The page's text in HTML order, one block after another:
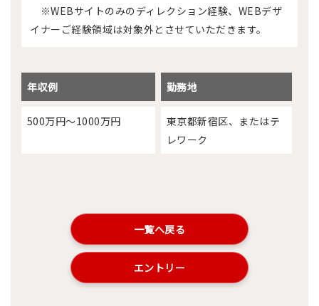
※WEBサイトのみのディレクション経験、WEBデザ
イナーご経験領域は対象外とさせていただきます。
年収例 勤務地
500万円～1000万円
東京都新宿区、またはテ
レワーク
一覧へ戻る
エントリー